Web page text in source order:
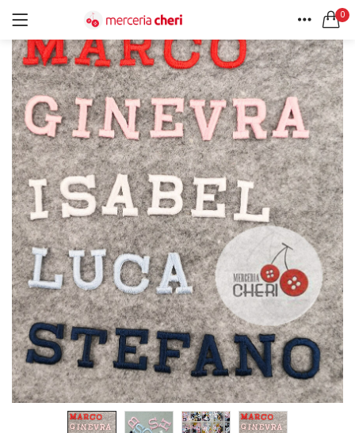
0
HOME
ACCOUNT
ACCEDI REGISTRATI
Ricordami
Password dimenticata?
CERCA IN:
Tutte le categorie
Accessori Design (56)
Accessori merceria (94)
Cesti portalavoro (8)
Aghi e spilli (24)
Applicazioni (26)
Borse (6)
Bottoni Vintage (204)
Lotti di Bottoni vintage (27)
Bottoni/alamari/automatici (46)
Alamari (5)
Calze collant donna (24)
Cappelli (16)
Cerniere lampo / Zip/Fibbie (27)
Elastici (10)
Filati (32)
filati cucirini e affini (9)